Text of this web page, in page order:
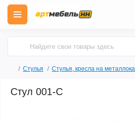
Стулья Стулья, кресла на
Стул 001-С